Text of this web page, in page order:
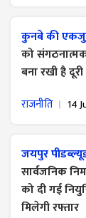
कुनबे की
को
बना रखी है दूरी
राजनीति 14
जयपुर
सार्वजनिक
को दी गई
मिलेगी रफ्तार